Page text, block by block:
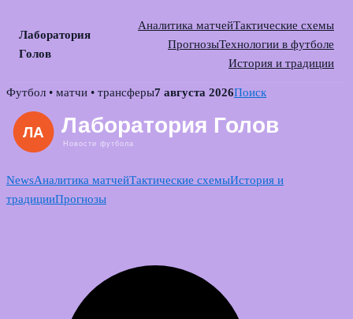
Лаборатория
Голов
Аналитика матчейТактические схемы
ПрогнозыТехнологии в футболе
История и традиции
Skip
content
Футбол • матчи • трансферы7 августа 2026Поиск
NewsАналитика матчейТактические схемыИстория и
традицииПрогнозы